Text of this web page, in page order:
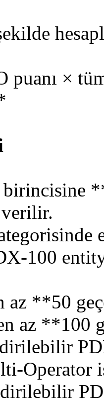
puanı ×
verilir.
100
az **50
az **100
Operator